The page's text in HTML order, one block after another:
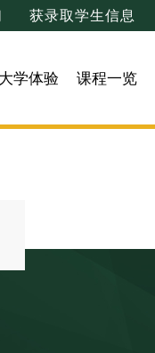
获录取学生信息
大学体验 课程一览